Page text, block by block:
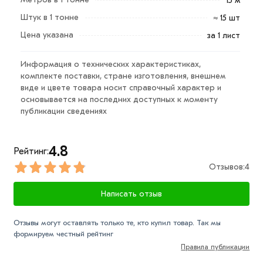
диапазоне;
стойкость ко многим видам негативных
воздействий.
Просечно-вытяжной лист имеет отличные
обширную сферу применения. Металлопрокат
данного типа используется для создания лестниц,
трапов, строительной арматуры.
Для приобретения данной позиции, кликните мышкой
«Быстрый заказ». Также можете купить позвонив по
контактам указанным на сайте.
Штук в 1 тонне
≈ 15 шт
Цена указана
за 1 лист
Информация о технических характеристиках,
комплекте поставки, стране изготовления, внешнем
виде и цвете товара носит справочный характер и
основывается на последних доступных к моменту
публикации сведениях
Рейтинг:4.8
Отзывов:4
Написать отзыв
Отзывы могут оставлять только те, кто купил товар. Так мы
формируем честный рейтинг
Правила публикации